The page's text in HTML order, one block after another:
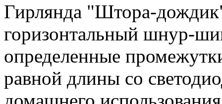
Гирлянда "Штора-
горизонтальный шнур-
определенные
равной длины со